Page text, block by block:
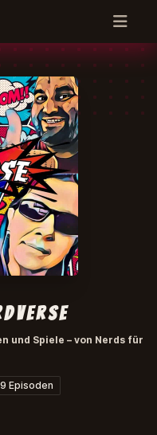
und Spiele – von Nerds für
Episoden